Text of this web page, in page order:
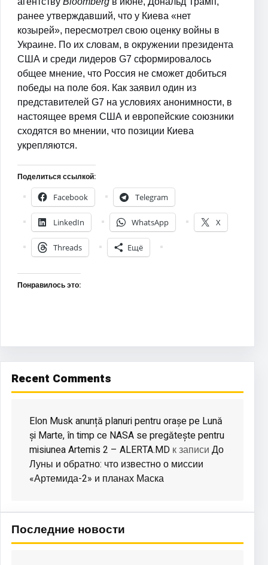
ранее утверждавший, что у Киева «нет
козырей», пересмотрел свою оценку войны в
Украине. По их словам, в окружении президента
США и среди лидеров G7 сформировалось
общее мнение, что Россия не сможет добиться
победы на поле боя. Как заявил один из
представителей G7 на условиях анонимности, в
настоящее время США и европейские союзники
сходятся во мнении, что позиции Киева
укрепляются.
Поделиться ссылкой:
Facebook
Telegram
LinkedIn WhatsApp X
Threads Ещё
Понравилось это:
Recent Comments
Elon Musk anunță planuri pentru orașe pe Lună
și Marte, în timp ce NASA se pregătește pentru
misiunea Artemis 2 – ALERTA.MD к записи До
Луны и обратно: что известно о миссии
«Артемида-2» и планах Маска
Последние новости